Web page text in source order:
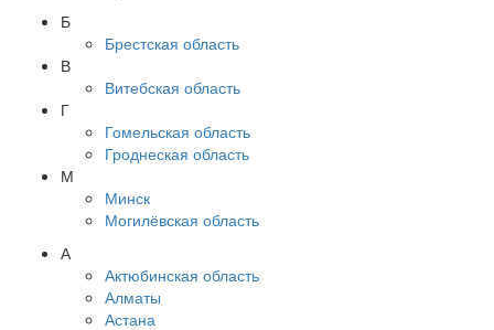
Б
Брестская область
В
Витебская область
Г
Гомельская область
Гроднеская область
М
Минск
Могилёвская область
А
Актюбинская область
Алматы
Астана